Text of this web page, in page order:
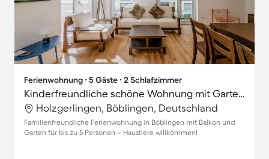
Ferienwohnung ∙ 5 Gäste ∙ 2 Schlafzimmer
Kinderfreundliche schöne Wohnung mit Garten | Perfekt für die Arbeit von Zuhause | Haustiere sind willkommen
Holzgerlingen, Böblingen, Deutschland
Familienfreundliche Ferienwohnung in Böblingen mit Balkon und
Garten für bis zu 5 Personen – Haustiere willkommen!